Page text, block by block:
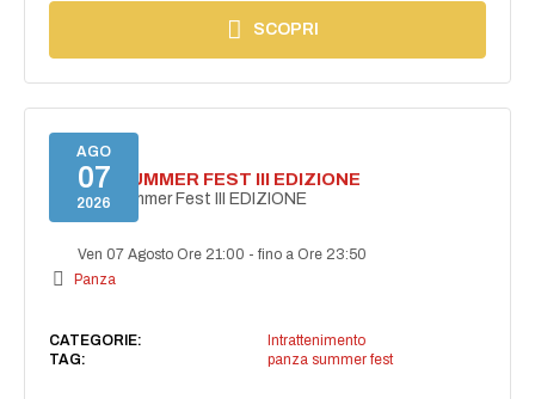
SCOPRI
AGO
07
2026
PANZA SUMMER FEST III EDIZIONE
PANZA Summer Fest III EDIZIONE
Ven 07 Agosto Ore 21:00 -fino a Ore 23:50
Panza
CATEGORIE:
Intrattenimento
TAG:
panza summer fest